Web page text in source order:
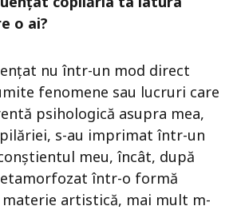
o ai?
nu într-un mod direct
fenomene sau lucruri care
psihologică asupra mea,
s-au imprimat într-un
meu, încât, după
într-o formă
artistică, mai mult m-